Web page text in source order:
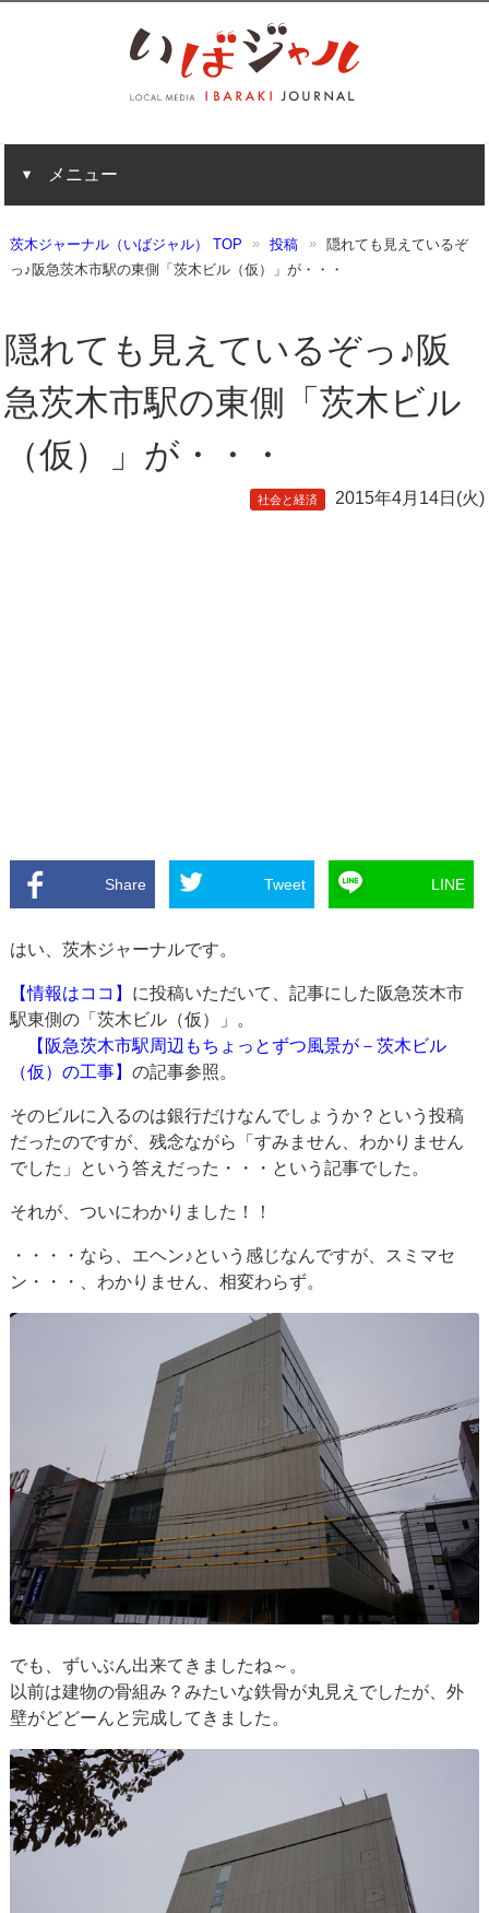
メニュー
茨木ジャーナル（いばジャル） TOP 投稿
隠れても見えているぞ
っ♪阪急茨木市駅の東側「茨木ビル（仮）」が・・・
隠れても見えているぞっ♪阪
急茨木市駅の東側「茨木ビル
（仮）」が・・・
社会と経済 2015年4月14日(火)
Share Tweet LINE
はい、茨木ジャーナルです。
【情報はココ】 に投稿いただいて、記事にした阪急茨木市
駅東側の「茨木ビル（仮）」。
【阪急茨木市駅周辺もちょっとずつ風景が－茨木ビル
（仮）の工事】の記事参照。
そのビルに入るのは銀行だけなんでしょうか？という投稿
だったのですが、残念ながら「すみません、わかりません
でした」という答えだった・・・という記事でした。
それが、ついにわかりました！！
・・・・なら、エヘン♪という感じなんですが、スミマセ
ン・・・、わかりません、相変わらず。
でも、ずいぶん出来てきましたね～。
以前は建物の骨組み？みたいな鉄骨が丸見えでしたが、外
壁がどどーんと完成してきました。